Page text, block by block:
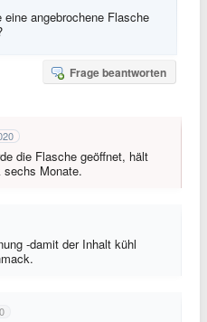
angebrochene Flasche
Frage beantworten
die Flasche geöffnet, hält
Monate.
-damit der Inhalt kühl